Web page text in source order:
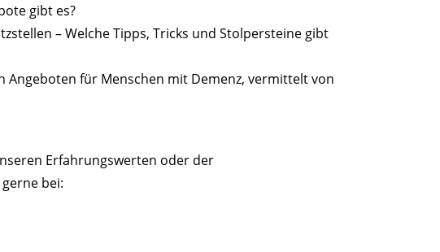
gibt es?
– Welche Tipps, Tricks und Stolpersteine gibt
Angeboten für Menschen mit Demenz, vermittelt von
Erfahrungswerten oder der
bei: